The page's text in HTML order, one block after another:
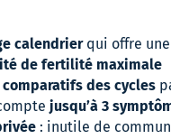
calendrier qui offre
de fertilité maximale
des cycles
jusqu’à 3
: inutile de